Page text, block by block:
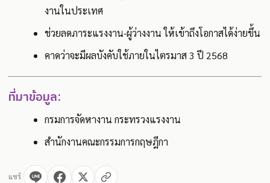
งานในประเทศ
ช่วยลดภาระแรงงาน-ผู้ว่างงาน ให้เข้าถึงโอกาสได้ง่ายขึ้น
คาดว่าจะมีผลบังคับใช้ภายในไตรมาส 3 ปี 2568
ที่มาข้อมูล:
กรมการจัดหางาน กระทรวงแรงงาน
สำนักงานคณะกรรมการกฤษฎีกา
แชร์